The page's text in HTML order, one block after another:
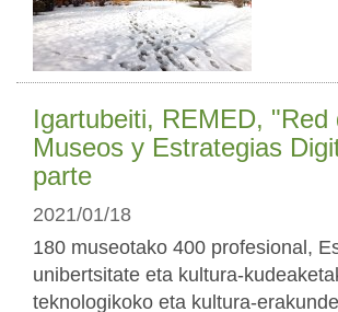
Igartubeiti, REMED, "Red
Museos y Estrategias
parte
2021/01/18
180 museotako 400 profesional,
unibertsitate eta kultura-
teknologikoko eta kultura-